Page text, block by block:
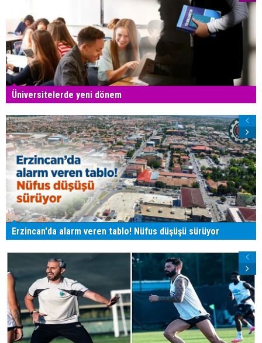
Üniversitelerde yeni dönem
Erzincan'da alarm veren tablo! Nüfus düşüşü sürüyor